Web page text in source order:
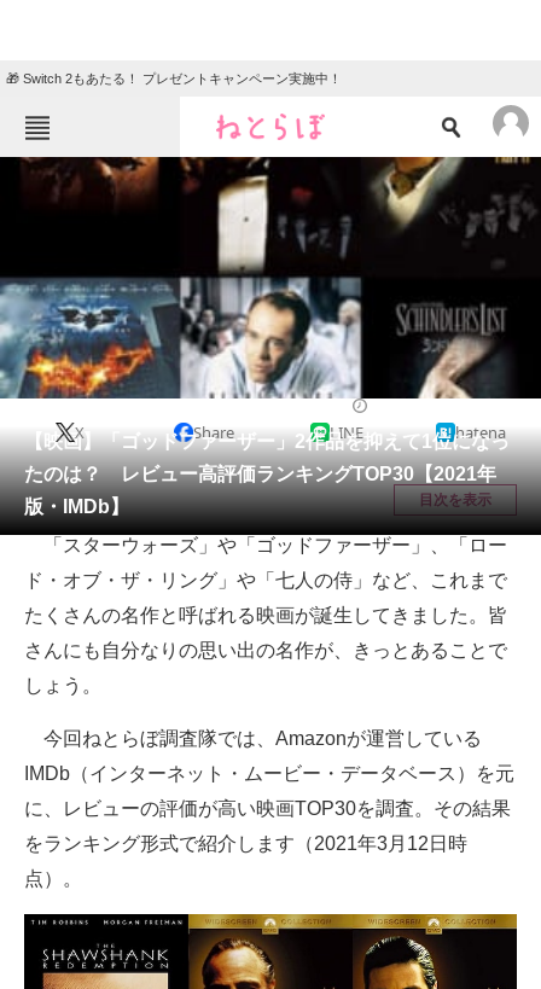
🎁 Switch 2もあたる！ プレゼントキャンペーン実施中！
ねとらぼメニュー
ニュース
クイズ
グルメ 地域
住まい 教育・育児
動物 リサーチ
会員記事
メディア
注目記事を集めた総合ページ
ITの今と未来を見通す
スマホと通信の最新トレンド
進化するPCとデバイスの未来
好きが集まる 比べて選べる
ビジネスと働き方のヒント
AI活用のいまが分かる
経営リーダーのコミュニティ
【映画】「ゴッドファーザー」2作品を抑えて1位になっ
たのは？ レビュー高評価ランキングTOP30【2021年
版・IMDb】
X Share LINE hatena
目次を表示
「スターウォーズ」や「ゴッドファーザー」、「ロー
ド・オブ・ザ・リング」や「七人の侍」など、これまで
たくさんの名作と呼ばれる映画が誕生してきました。皆
さんにも自分なりの思い出の名作が、きっとあることで
しょう。
今回ねとらぼ調査隊では、Amazonが運営している
IMDb（インターネット・ムービー・データベース）を元
に、レビューの評価が高い映画TOP30を調査。その結果
をランキング形式で紹介します（2021年3月12日時
点）。